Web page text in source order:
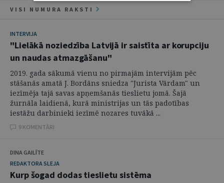
VISI NUMURA RAKSTI
INTERVIJA
"Lielākā noziedzība Latvijā ir saistīta ar korupciju
un naudas atmazgāšanu"
2019. gada sākumā vienu no pirmajām intervijām pēc
stāšanās amatā J. Bordāns sniedza "Jurista Vārdam" un
iezīmēja tajā savas apņemšanās tieslietu jomā. Šajā
žurnāla laidienā, kurā ministrijas un tās padotības
iestāžu darbinieki iezīmē nozares tuvākā ...
9 KOMENTĀRI
DINA GAILĪTE
REDAKTORA SLEJA
Kurp šogad dodas tieslietu sistēma